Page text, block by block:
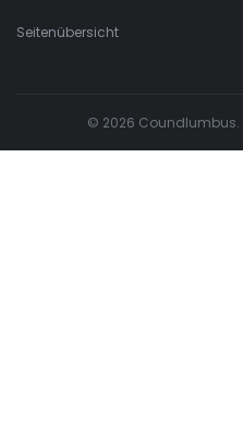
Seitenübersicht
© 2026 Coundlumbus.